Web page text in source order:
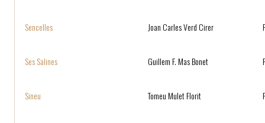
Sencelles Joan Carles Verd Cirer
Ses Salines Guillem F. Mas Bonet
Sineu Tomeu Mulet Florit